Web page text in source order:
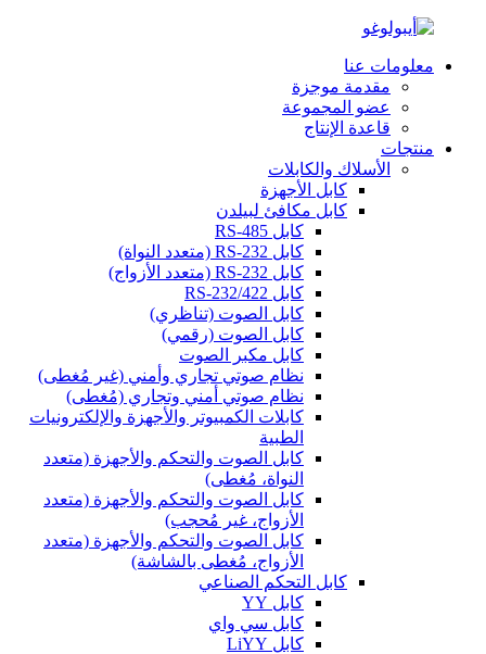
معلومات عنا
مقدمة موجزة
عضو المجموعة
قاعدة الإنتاج
منتجات
الأسلاك والكابلات
كابل الأجهزة
كابل مكافئ لبيلدن
كابل RS-485
كابل RS-232 (متعدد النواة)
كابل RS-232 (متعدد الأزواج)
كابل RS-232/422
كابل الصوت (تناظري)
كابل الصوت (رقمي)
كابل مكبر الصوت
نظام صوتي تجاري وأمني (غير مُغطى)
نظام صوتي أمني وتجاري (مُغطى)
كابلات الكمبيوتر والأجهزة والإلكترونيات
الطبية
كابل الصوت والتحكم والأجهزة (متعدد
النواة، مُغطى)
كابل الصوت والتحكم والأجهزة (متعدد
الأزواج، غير مُحجب)
كابل الصوت والتحكم والأجهزة (متعدد
الأزواج، مُغطى بالشاشة)
كابل التحكم الصناعي
كابل YY
كابل سي واي
كابل LiYY